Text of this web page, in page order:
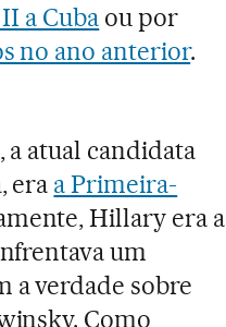
a Cuba ou por
no ano anterior.
, a atual candidata
era a Primeira-
Hillary era a
um
verdade sobre
Como